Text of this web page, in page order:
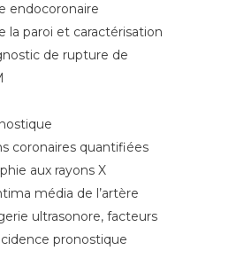
endocoronaire
la paroi et caractérisation
de rupture de
coronaires quantifiées
aux rayons X
média de l’artère
ultrasonore, facteurs
pronostique